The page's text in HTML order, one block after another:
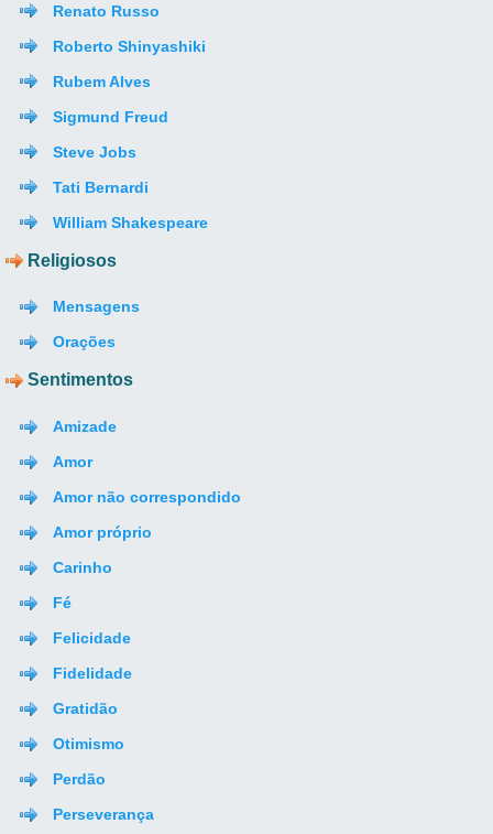
Renato Russo
Roberto Shinyashiki
Rubem Alves
Sigmund Freud
Steve Jobs
Tati Bernardi
William Shakespeare
Religiosos
Mensagens
Orações
Sentimentos
Amizade
Amor
Amor não correspondido
Amor próprio
Carinho
Fé
Felicidade
Fidelidade
Gratidão
Otimismo
Perdão
Perseverança